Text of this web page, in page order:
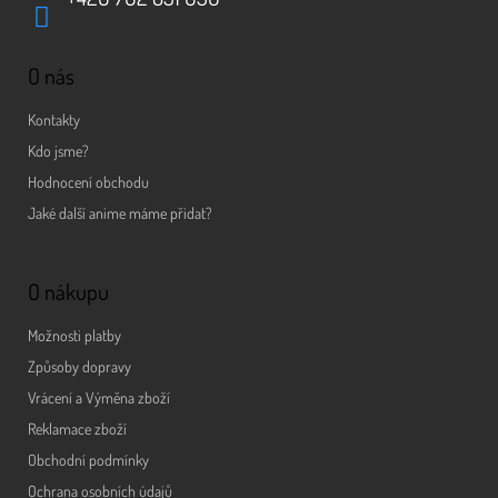
O nás
Kontakty
Kdo jsme?
Hodnocení obchodu
Jaké další anime máme přidat?
O nákupu
Možnosti platby
Způsoby dopravy
Vrácení a Výměna zboží
Reklamace zboží
Obchodní podmínky
Ochrana osobních údajů